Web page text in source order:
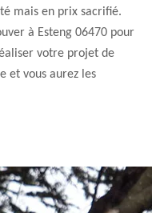
mais en prix sacrifié.
à Esteng 06470 pour
votre projet de
et vous aurez les